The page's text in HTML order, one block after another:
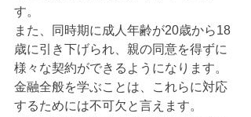
す。
また、同時期に成人年齢が20歳から18
歳に引き下げられ、親の同意を得ずに
様々な契約ができるようになります。
金融全般を学ぶことは、これらに対応
するためには不可欠と言えます。